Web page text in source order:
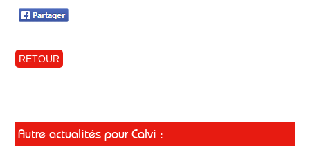
RETOUR
Autre actualités pour Calvi :